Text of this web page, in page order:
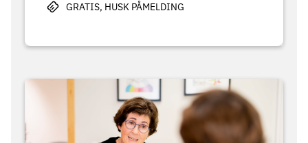
GRATIS, HUSK PÅMELDING